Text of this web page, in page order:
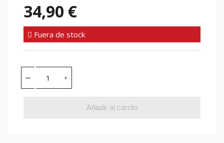
34,90 €
Fuera de stock
Añadir al carrito